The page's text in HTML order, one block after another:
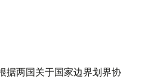
据两国关于国家边界划界协